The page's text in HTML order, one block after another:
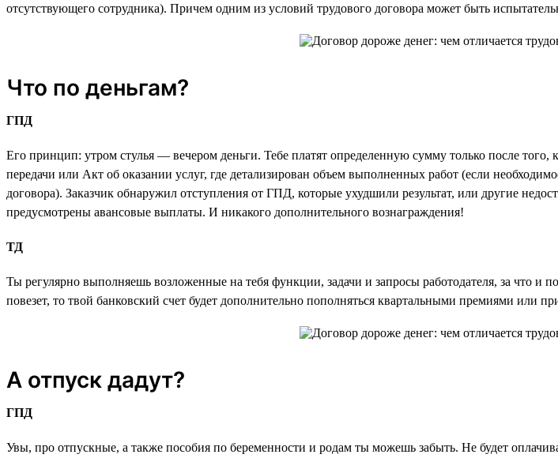
отсутствующего сотрудника). Причем одним из условий трудового договора может быть
Что по деньгам?
ГПД
Его принцип: утром стулья — вечером деньги. Тебе платят определенную сумму только после
передачи или Акт об оказании услуг, где детализирован объем выполненных работ (если
договора). Заказчик обнаружил отступления от ГПД, которые ухудшили результат, или другие
предусмотрены авансовые выплаты. И никакого дополнительного вознаграждения!
ТД
Ты регулярно выполняешь возложенные на тебя функции, задачи и запросы работодателя, за что
повезет, то твой банковский счет будет дополнительно пополняться квартальными премиями или
А отпуск дадут?
ГПД
Увы, про отпускные, а также пособия по беременности и родам ты можешь забыть. Не будет